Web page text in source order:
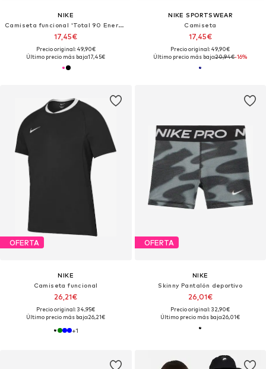
NIKE
Camiseta funcional 'Total 90 Energy'
17,45€
Precio original: 49,90€
Último precio más bajo:17,45€
NIKE SPORTSWEAR
Camiseta
17,45€
Precio original: 49,90€
Último precio más bajo:20,94€-16%
OFERTA
NIKE
Camiseta funcional
26,21€
Precio original: 34,95€
Último precio más bajo:26,21€
+1
OFERTA
NIKE
Skinny Pantalón deportivo
26,01€
Precio original: 32,90€
Último precio más bajo:26,01€